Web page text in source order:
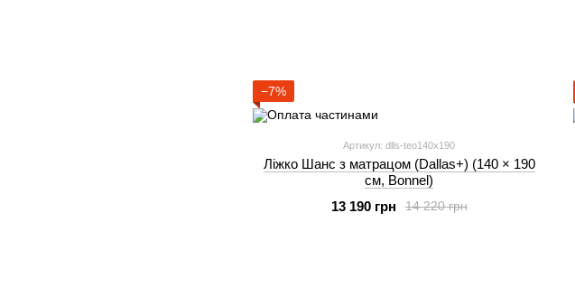
−7%
Артикул: dlls-teo140x190
Ліжко Шанс з матрацом (Dallas+) (140 × 190
см, Bonnel)
14 220 грн
13 190 грн